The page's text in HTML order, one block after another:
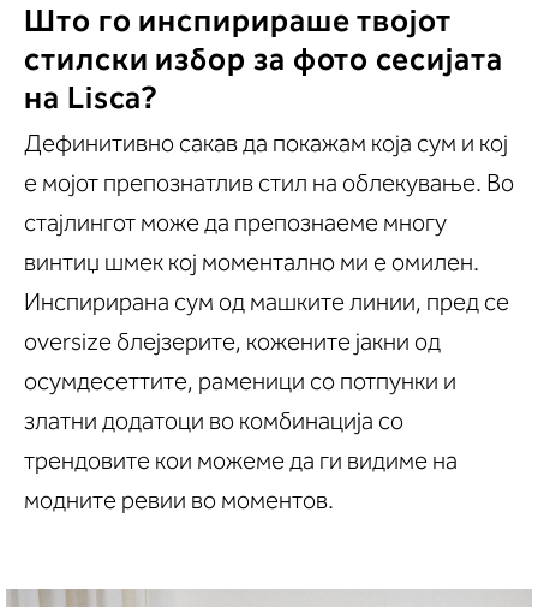
Што го инспирираше твојот
стилски избор за фото сесијата
на Lisca?
Дефинитивно сакав да покажам која сум и кој
е мојот препознатлив стил на облекување. Во
стајлингот може да препознаеме многу
винтиџ шмек кој моментално ми е омилен.
Инспирирана сум од машките линии, пред се
oversize блејзерите, кожените јакни од
осумдесеттите, раменици со потпунки и
златни додатоци во комбинација со
трендовите кои можеме да ги видиме на
модните ревии во моментов.